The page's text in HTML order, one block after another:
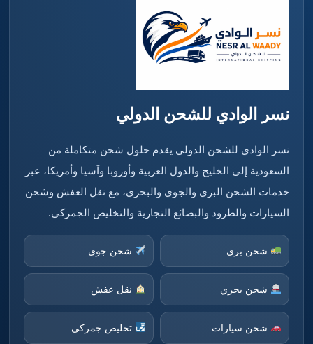
نسر الوادي للشحن الدولي
نسر الوادي للشحن الدولي يقدم حلول شحن متكاملة من
السعودية إلى الخليج والدول العربية وأوروبا وآسيا وأمريكا، عبر
خدمات الشحن البري والجوي والبحري، مع نقل العفش وشحن
السيارات والطرود والبضائع التجارية والتخليص الجمركي.
شحن بري شحن جوي
شحن بحري نقل عفش
شحن سيارات تخليص جمركي